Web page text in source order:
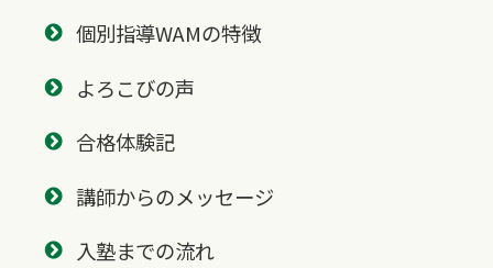
個別指導WAMの特徴
よろこびの声
合格体験記
講師からのメッセージ
入塾までの流れ